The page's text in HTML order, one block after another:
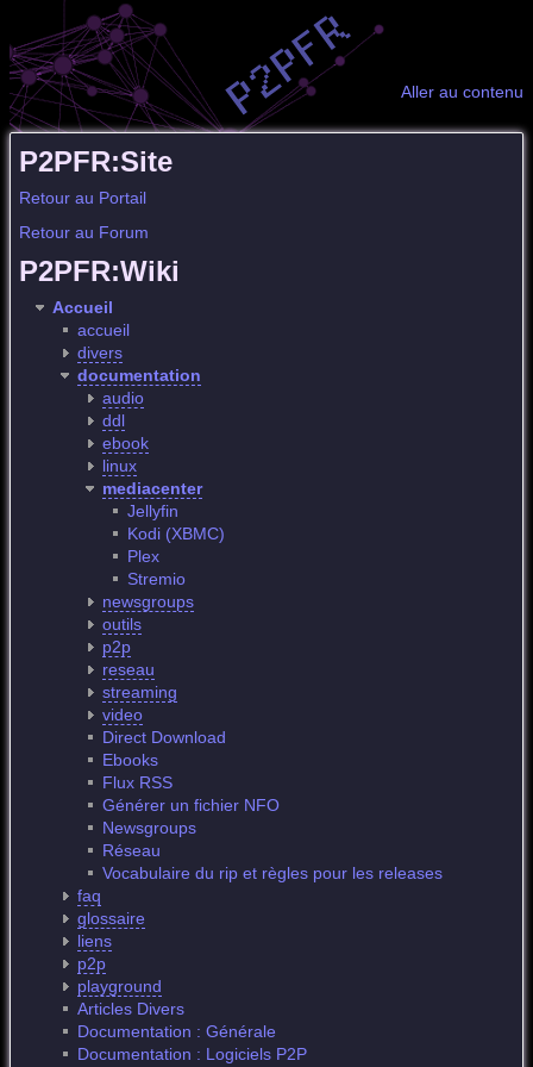
Aller au contenu
P2PFR:Site
Retour au Portail
Retour au Forum
P2PFR:Wiki
Accueil
accueil
divers
documentation
audio
ddl
ebook
linux
mediacenter
Jellyfin
Kodi (XBMC)
Plex
Stremio
newsgroups
outils
p2p
reseau
streaming
video
Direct Download
Ebooks
Flux RSS
Générer un fichier NFO
Newsgroups
Réseau
Vocabulaire du rip et règles pour les releases
faq
glossaire
liens
p2p
playground
Articles Divers
Documentation : Générale
Documentation : Logiciels P2P